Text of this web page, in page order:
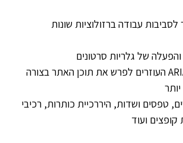
עבודה ברזולוציות שונות
של גלריות סרטונים
הוטמעו חוקי ARIA העוזרים לפרש את תוכן האתר בצורה
טפסים ושדות, היררכיית כותרות, רכיבי
קופצים ועוד